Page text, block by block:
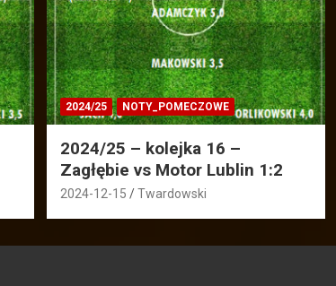
2024/25 NOTY_POMECZOWE
2024/25 – kolejka 16 –
Zagłębie vs Motor Lublin 1:2
2024-12-15 Twardowski